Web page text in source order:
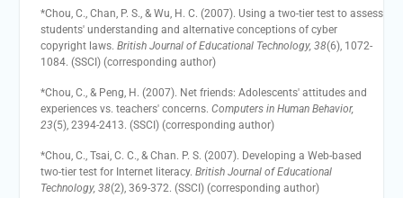
*Chou, C., Chan, P. S., & Wu, H. C. (2007). Using a two-tier test to assess
students' understanding and alternative conceptions of cyber
copyright laws. British Journal of Educational Technology, 38(6), 1072-
1084. (SSCI) (corresponding author)
*Chou, C., & Peng, H. (2007). Net friends: Adolescents' attitudes and
experiences vs. teachers' concerns. Computers in Human Behavior,
23(5), 2394-2413. (SSCI) (corresponding author)
*Chou, C., Tsai, C. C., & Chan. P. S. (2007). Developing a Web-based
two-tier test for Internet literacy. British Journal of Educational
Technology, 38(2), 369-372. (SSCI) (corresponding author)